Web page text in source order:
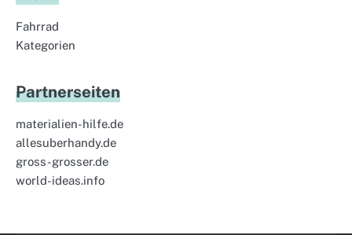
Fahrrad
Kategorien
Partnerseiten
materialien-hilfe.de
allesuberhandy.de
gross-grosser.de
world-ideas.info